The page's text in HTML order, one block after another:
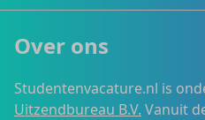
Over ons
Studentenvacature.nl is
Uitzendbureau B.V. Vanuit